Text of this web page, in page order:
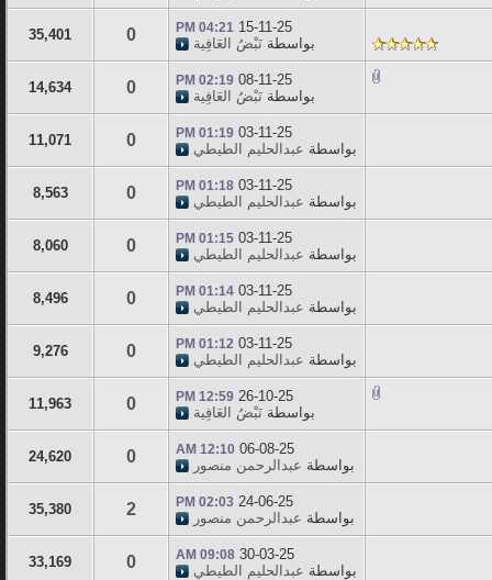
15-11-25
04:21 PM
بواسطة نَبْضُ العَافِية 0
35,401
08-11-25
02:19 PM
بواسطة نَبْضُ العَافِية 0
14,634
03-11-25
01:19 PM
بواسطة عبدالحليم الطيطي 0
11,071
03-11-25
01:18 PM
بواسطة عبدالحليم الطيطي 0
8,563
03-11-25
01:15 PM
بواسطة عبدالحليم الطيطي 0
8,060
03-11-25
01:14 PM
بواسطة عبدالحليم الطيطي 0
8,496
03-11-25
01:12 PM
بواسطة عبدالحليم الطيطي 0
9,276
26-10-25
12:59 PM
بواسطة نَبْضُ العَافِية 0
11,963
06-08-25
12:10 AM
بواسطة عبدالرحمن منصور 0
24,620
24-06-25
02:03 PM
بواسطة عبدالرحمن منصور 2
35,380
30-03-25
09:08 AM
بواسطة عبدالحليم الطيطي 0
33,169